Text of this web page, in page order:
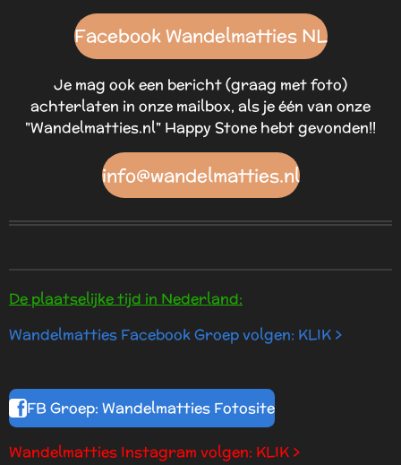
Facebook Wandelmatties NL
Je mag ook een bericht (graag met foto)
achterlaten in onze mailbox, als je één van onze
"Wandelmatties.nl" Happy Stone hebt gevonden!!
info@wandelmatties.nl
De plaatselijke tijd in Nederland:
Wandelmatties Facebook Groep volgen: KLIK >
FB Groep: Wandelmatties Fotosite
Wandelmatties Instagram volgen: KLIK >